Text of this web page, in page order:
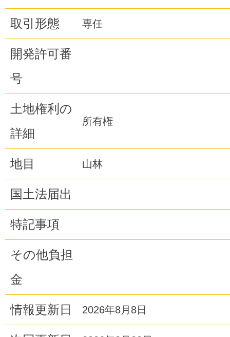
取引形態 専任
開発許可番
号
土地権利の
詳細
所有権
地目 山林
国土法届出
特記事項
その他負担
金
情報更新日 2026年8月8日